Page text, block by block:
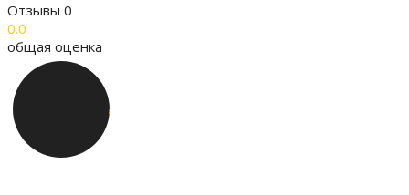
Отзывы 0
0.0
общая оценка